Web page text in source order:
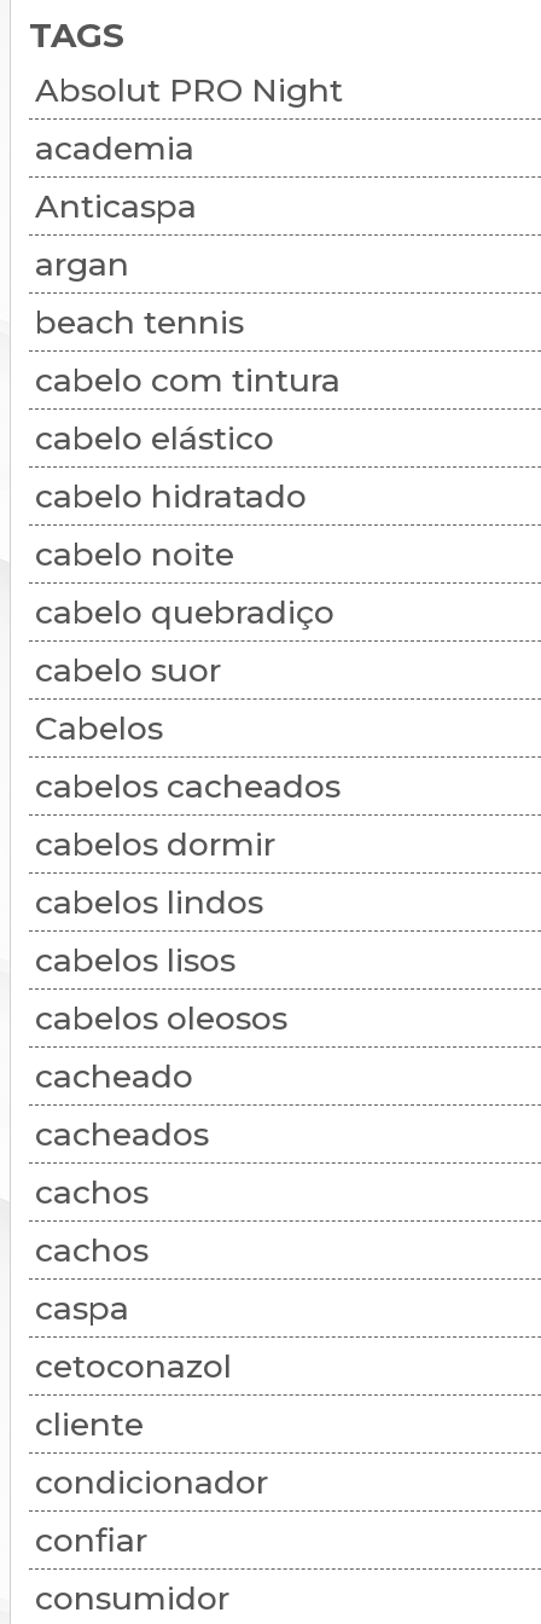
TAGS
Absolut PRO Night
academia
Anticaspa
argan
beach tennis
cabelo com tintura
cabelo elástico
cabelo hidratado
cabelo noite
cabelo quebradiço
cabelo suor
Cabelos
cabelos cacheados
cabelos dormir
cabelos lindos
cabelos lisos
cabelos oleosos
cacheado
cacheados
cachos
cachos
caspa
cetoconazol
cliente
condicionador
confiar
consumidor